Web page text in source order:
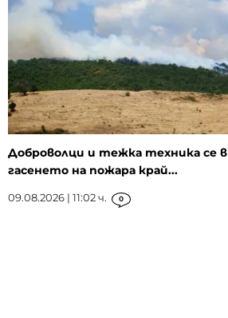
Доброволци и тежка техника се
гасенето на пожара край...
09.08.2026 | 11:02 ч. 0